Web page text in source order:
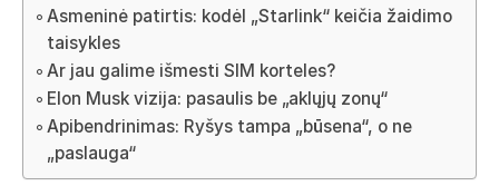
Asmeninė patirtis: kodėl „Starlink“ keičia žaidimo
taisykles
Ar jau galime išmesti SIM korteles?
Elon Musk vizija: pasaulis be „aklųjų zonų“
Apibendrinimas: Ryšys tampa „būsena“, o ne
„paslauga“